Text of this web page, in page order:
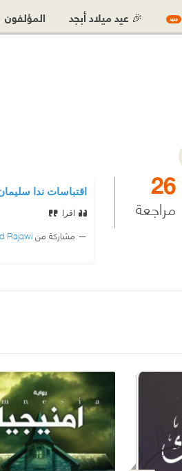
26
مراجعة
اقتباسات ندا
اقرا
مشاركة منRajawi
جديد 🎉 عيد ميلاد أبجد المؤلفون